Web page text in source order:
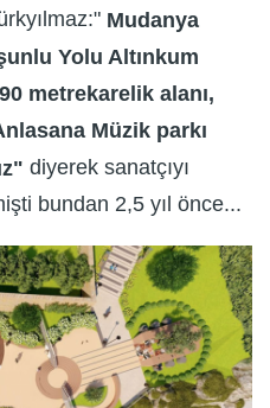
Mudanya
Yolu Altınkum
metrekarelik alanı,
Müzik parkı
diyerek sanatçıyı
bundan 2,5 yıl önce...